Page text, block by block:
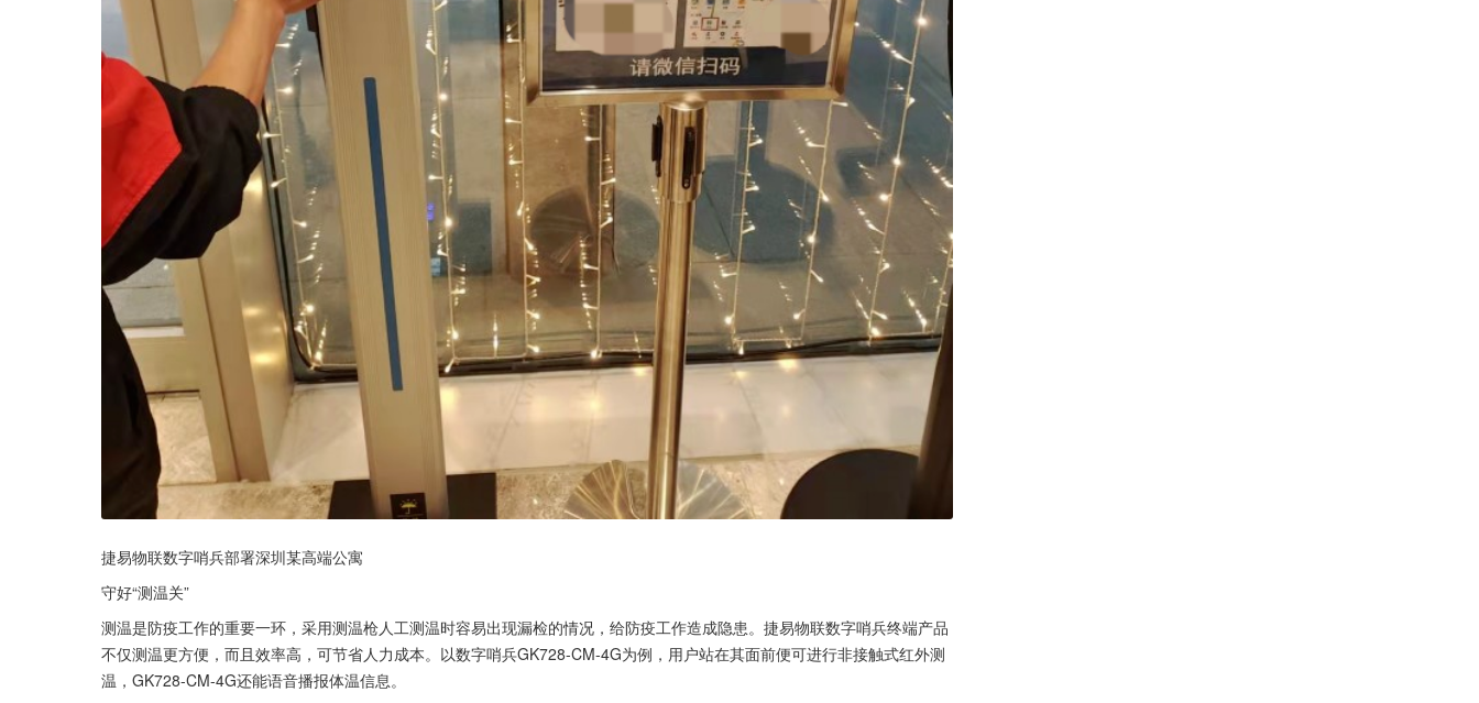
捷易物联数字哨兵部署深圳某高端公寓
守好“测温关”
测温是防疫工作的重要一环，采用测温枪人工测温时容易出现漏检的情况，给防疫工作造成隐患。捷易物联数字哨兵终端产品
不仅测温更方便，而且效率高，可节省人力成本。以数字哨兵GK728-CM-4G为例，用户站在其面前便可进行非接触式红外测
温，GK728-CM-4G还能语音播报体温信息。